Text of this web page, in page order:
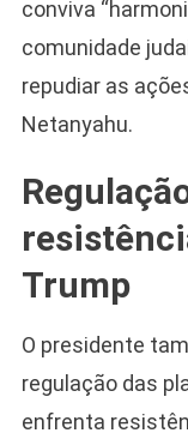
conviva
comunidade
repudiar as
Netanyahu.
Trump
O presidente
regulação das
enfrenta